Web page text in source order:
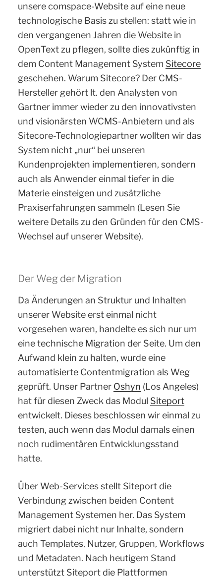
unsere comspace-Website auf eine neue
technologische Basis zu stellen: statt wie in
den vergangenen Jahren die Website in
OpenText zu pflegen, sollte dies zukünftig in
dem Content Management System Sitecore
geschehen. Warum Sitecore? Der CMS-
Hersteller gehört lt. den Analysten von
Gartner immer wieder zu den innovativsten
und visionärsten WCMS-Anbietern und als
Sitecore-Technologiepartner wollten wir das
System nicht „nur“ bei unseren
Kundenprojekten implementieren, sondern
auch als Anwender einmal tiefer in die
Materie einsteigen und zusätzliche
Praxiserfahrungen sammeln (Lesen Sie
weitere Details zu den Gründen für den CMS-
Wechsel auf unserer Website).
Der Weg der Migration
Da Änderungen an Struktur und Inhalten
unserer Website erst einmal nicht
vorgesehen waren, handelte es sich nur um
eine technische Migration der Seite. Um den
Aufwand klein zu halten, wurde eine
automatisierte Contentmigration als Weg
geprüft. Unser Partner Oshyn (Los Angeles)
hat für diesen Zweck das Modul Siteport
entwickelt. Dieses beschlossen wir einmal zu
testen, auch wenn das Modul damals einen
noch rudimentären Entwicklungsstand
hatte.
Über Web-Services stellt Siteport die
Verbindung zwischen beiden Content
Management Systemen her. Das System
migriert dabei nicht nur Inhalte, sondern
auch Templates, Nutzer, Gruppen, Workflows
und Metadaten. Nach heutigem Stand
unterstützt Siteport die Plattformen